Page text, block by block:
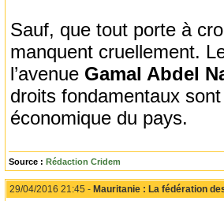
Sauf, que tout porte à
manquent cruellement.
l’avenue Gamal Abdel
droits fondamentaux
économique du pays.
Source : Rédaction Cridem
29/04/2016 21:45 - Mauritanie : La fédération